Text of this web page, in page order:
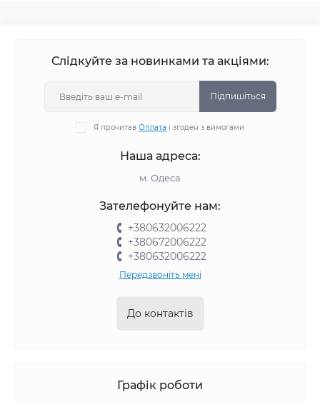
Слідкуйте за новинками та акціями:
Підпишіться
Я прочитав Оплата і згоден з вимогами
Наша адреса:
м. Одеса
Зателефонуйте нам:
+380632006222
+380672006222
+380632006222
Передзвоніть мені
До контактів
Графік роботи